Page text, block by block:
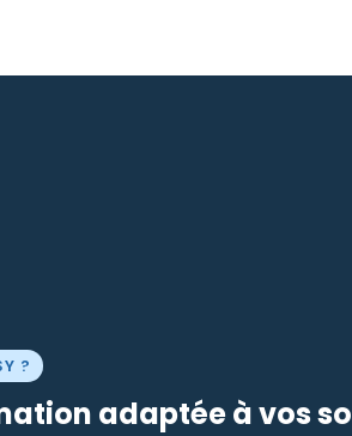
?
adaptée à vos